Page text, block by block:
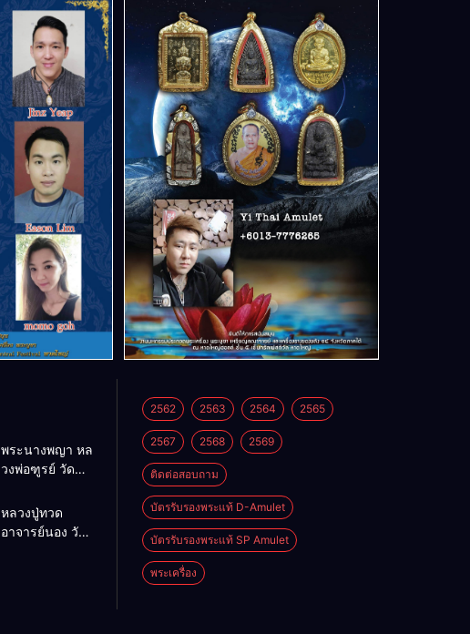
พระนางพญา หล
วงพ่อฑูรย์ วัด
พ.ศ.2512
หลวงปู่ทวด
อาจารย์นอง วัด
2562 2563 2564 2565
2567 2568 2569
ติดต่อสอบถาม
บัตรรับรองพระแท้ D-Amulet
บัตรรับรองพระแท้ SP Amulet
พระเครื่อง